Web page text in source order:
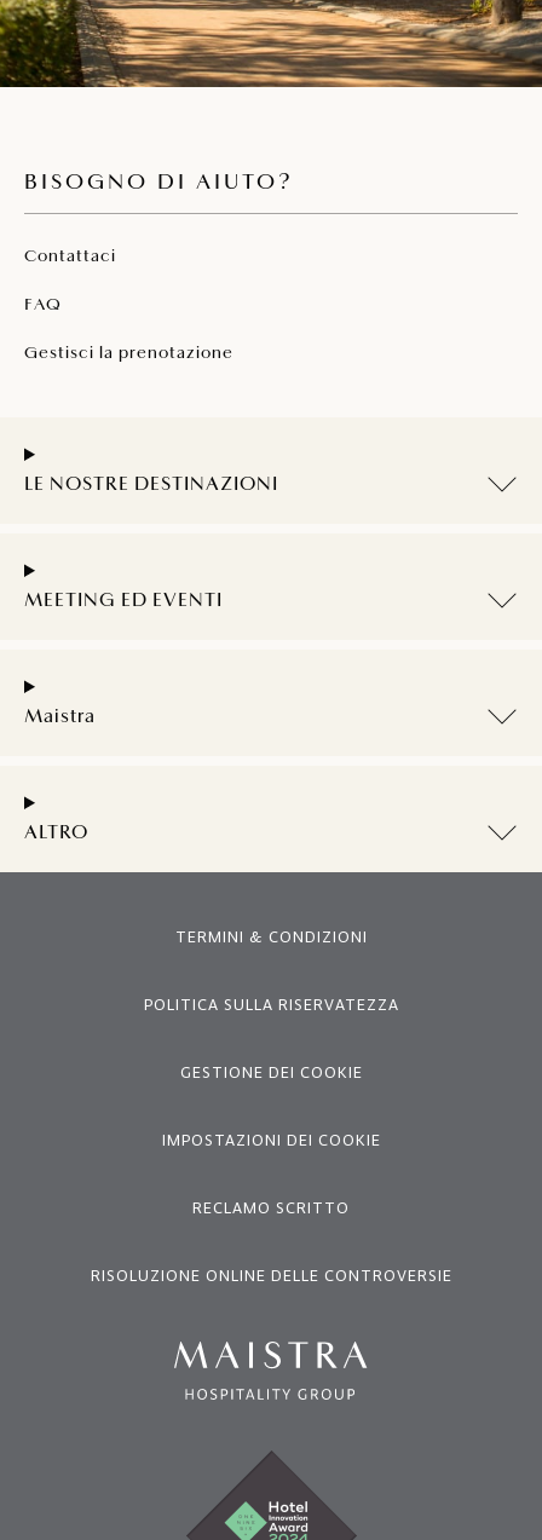
BISOGNO DI AIUTO?
Contattaci
FAQ
Gestisci la prenotazione
LE NOSTRE DESTINAZIONI
MEETING ED EVENTI
Maistra
ALTRO
TERMINI & CONDIZIONI
POLITICA SULLA RISERVATEZZA
GESTIONE DEI COOKIE
IMPOSTAZIONI DEI COOKIE
RECLAMO SCRITTO
RISOLUZIONE ONLINE DELLE CONTROVERSIE